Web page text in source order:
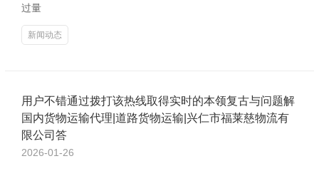
过量
新闻动态
用户不错通过拨打该热线取得实时的本领复古与问题解
国内货物运输代理|道路货物运输|兴仁市福莱慈物流有
限公司答
2026-01-26